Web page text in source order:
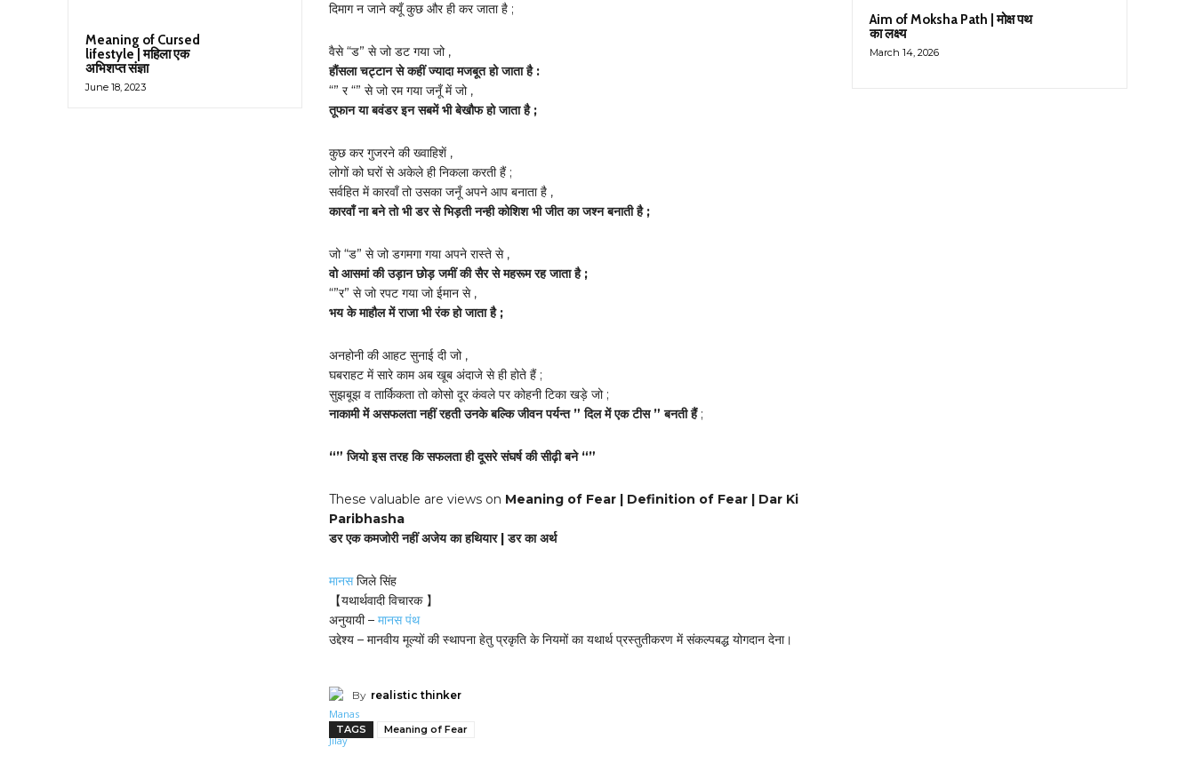
Meaning of Cursed
lifestyle | महिला एक
अभिशप्त संज्ञा
June 18, 2023
दिमाग न जाने क्यूँ कुछ और ही कर जाता है ;
वैसे “ड” से जो डट गया जो ,
हौंसला चट्टान से कहीं ज्यादा मजबूत हो जाता है :
“” र “” से जो रम गया जनूँ में जो ,
तूफान या बवंडर इन सबमें भी बेखौफ हो जाता है ;
कुछ कर गुजरने की ख्वाहिशें ,
लोगों को घरों से अकेले ही निकला करती हैं ;
सर्वहित में कारवाँ तो उसका जनूँ अपने आप बनाता है ,
कारवाँ ना बने तो भी डर से भिड़ती नन्ही कोशिश भी जीत का जश्न बनाती है ;
जो “ड” से जो डगमगा गया अपने रास्ते से ,
वो आसमां की उड़ान छोड़ जमीं की सैर से महरूम रह जाता है ;
“”र” से जो रपट गया जो ईमान से ,
भय के माहौल में राजा भी रंक हो जाता है ;
अनहोनी की आहट सुनाई दी जो ,
घबराहट में सारे काम अब खूब अंदाजे से ही होते हैं ;
सुझबूझ व तार्किकता तो कोसो दूर कंवले पर कोहनी टिका खड़े जो ;
नाकामी में असफलता नहीं रहती उनके बल्कि जीवन पर्यन्त ” दिल में एक टीस ” बनती हैं;
“” जियो इस तरह कि सफलता ही दूसरे संघर्ष की सीढ़ी बने “”
These valuable are views on Meaning of Fear | Definition of Fear | Dar Ki
Paribhasha
डर एक कमजोरी नहीं अजेय का हथियार | डर का अर्थ
मानसजिले सिंह
【यथार्थवादी विचारक 】
अनुयायी – मानस पंथ
उद्देश्य – मानवीय मूल्यों की स्थापना हेतु प्रकृति के नियमों का यथार्थ प्रस्तुतीकरण में संकल्पबद्ध योगदान देना।
By realistic thinker
TAGS Meaning of Fear
Aim of Moksha Path | मोक्ष पथ
का लक्ष्य
March 14, 2026